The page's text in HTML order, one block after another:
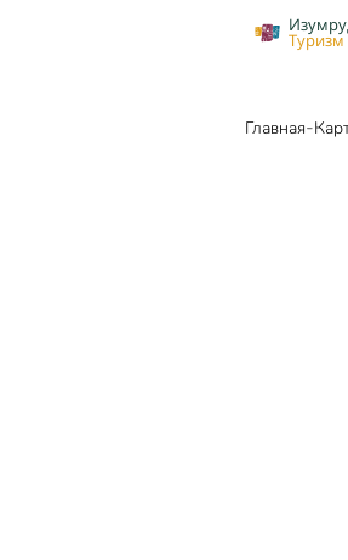
Туризм
Главная-